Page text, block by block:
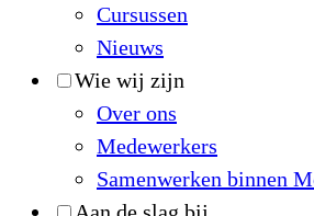
Cursussen
Nieuws
Wie wij zijn
Over ons
Medewerkers
Samenwerken binnen